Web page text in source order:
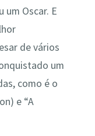
um Oscar. E
de vários
um
como é o
e “A